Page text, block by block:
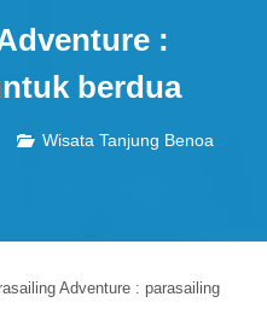
:
berdua
Wisata Tanjung Benoa
Adventure : parasailing